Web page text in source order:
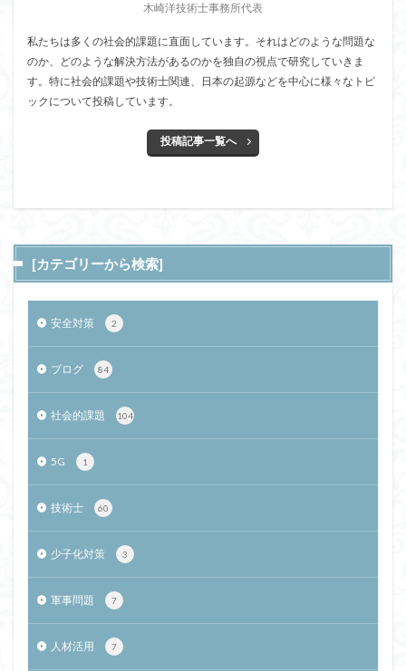
木崎洋技術士事務所代表
私たちは多くの社会的課題に直面しています。それはどのような問題な
のか、どのような解決方法があるのかを独自の視点で研究していきま
す。特に社会的課題や技術士関連、日本の起源などを中心に様々なトピ
ックについて投稿しています。
投稿記事一覧へ
[カテゴリーから検索]
安全対策 2
ブログ 84
社会的課題 104
5G 1
技術士 60
少子化対策 3
軍事問題 7
人材活用 7